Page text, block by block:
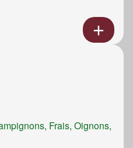
Frais, Oignons,